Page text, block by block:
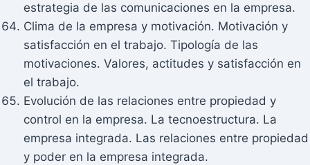
estrategia de las comunicaciones en la empresa.
Clima de la empresa y motivación. Motivación y
satisfacción en el trabajo. Tipología de las
motivaciones. Valores, actitudes y satisfacción en
el trabajo.
Evolución de las relaciones entre propiedad y
control en la empresa. La tecnoestructura. La
empresa integrada. Las relaciones entre propiedad
y poder en la empresa integrada.